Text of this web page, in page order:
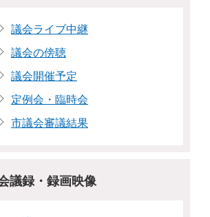
議会ライブ中継
議会の傍聴
議会開催予定
定例会・臨時会
市議会審議結果
議録・録画映像